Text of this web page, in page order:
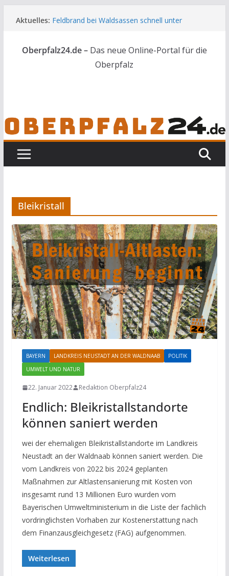
Inhalt
Aktuelles: Feldbrand bei Waldsassen schnell unter
Falscher Führerschein bei Kontrolle
Flüssiges Glas tritt in Mitterteicher Werk aus
Großbrand im Manteler Forst: Rund drei Hektar
Oberpfalz24.de – Das neue Online-Portal für die
Oberpfalz
Bleikristall
BAYERN LANDKREIS NEUSTADT AN DER WALDNAAB
POLITIK
UMWELT UND NATUR
22. Januar 2022 Redaktion Oberpfalz24
Endlich: Bleikristallstandorte
können saniert werden
wei der ehemaligen Bleikristallstandorte im Landkreis
Neustadt an der Waldnaab können saniert werden. Die
vom Landkreis von 2022 bis 2024 geplanten
Maßnahmen zur Altlastensanierung mit Kosten von
insgesamt rund 13 Millionen Euro wurden vom
Bayerischen Umweltministerium in die Liste der fachlich
vordringlichsten Vorhaben zur Kostenerstattung nach
dem Finanzausgleichgesetz (FAG) aufgenommen.
Weiterlesen